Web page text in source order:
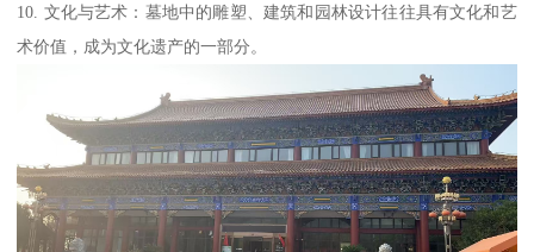
10. 文化与艺术：墓地中的雕塑、建筑和园林设计往往具有文化和艺
术价值，成为文化遗产的一部分。